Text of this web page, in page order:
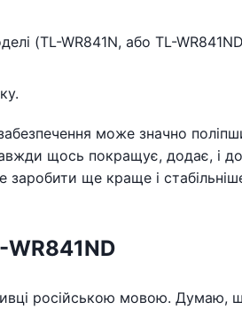
(TL-WR841N, або TL-
може значно
щось покращує, додає, і
ще краще і
російською мовою. Думаю,